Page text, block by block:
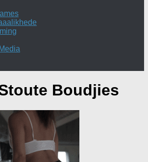
Boudjies